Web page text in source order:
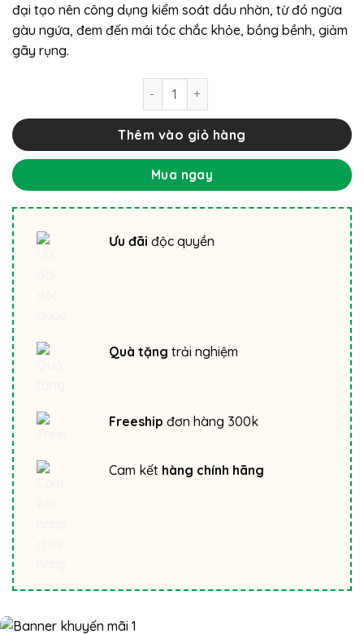
đại tạo nên công dụng kiểm soát dầu nhờn, từ đó ngừa
gàu ngứa, đem đến mái tóc chắc khỏe, bồng bềnh, giảm
gãy rụng.
Thêm vào giỏ hàng
Mua ngay
Ưu đãi độc quyền
Quà tặng trải nghiệm
Freeship đơn hàng 300k
Cam kết hàng chính hãng